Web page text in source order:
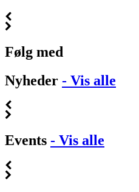
Følg med
Nyheder - Vis alle
Events - Vis alle